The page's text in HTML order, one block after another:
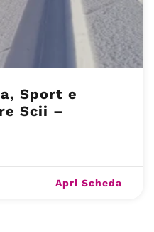
Sport e
Scii –
Apri Scheda